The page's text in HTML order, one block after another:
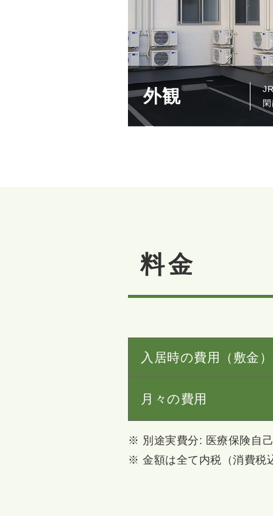
外観
フロント
リビング
看多機リビング
モデルルーム
トイレ
ミスト浴
ボランテ浴
リフト浴
個浴
料金
入居時の費用（敷金）
月々の費用
※ 別途実費分: 医療保険自
※ 金額は全て内税（消費税